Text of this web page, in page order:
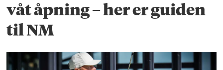
våt åpning – her er guiden
til NM